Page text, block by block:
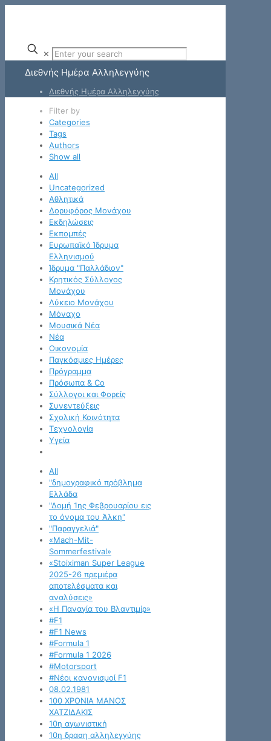
✕
Διεθνής Ημέρα Αλληλεγγύης
Διεθνής Ημέρα Αλληλεγγύης
Filter by
Categories
Tags
Authors
Show all
All
Uncategorized
Αθλητικά
Δορυφόρος Μονάχου
Εκδηλώσεις
Εκπομπές
Ευρωπαϊκό Ίδρυμα
Ελληνισμού
Ίδρυμα "Παλλάδιον"
Κρητικός Σύλλογος
Μονάχου
Λύκειο Μονάχου
Μόναχο
Μουσικά Νέα
Νέα
Οικονομία
Παγκόσμιες Ημέρες
Πρόγραμμα
Πρόσωπα & Co
Σύλλογοι και Φορείς
Συνεντεύξεις
Σχολική Κοινότητα
Τεχνολογία
Υγεία
All
"δημογραφικό πρόβλημα
Ελλάδα
"Δομή 1ης Φεβρουαρίου εις
το όνομα του Άλκη"
"Παραγγελιά"
«Mach-Mit-
Sommerfestival»
«Stoiximan Super League
2025-26 πρεμιέρα
αποτελέσματα και
αναλύσεις»
«Η Παναγία του Βλαντιμίρ»
#F1
#F1 News
#Formula 1
#Formula 1 2026
#Motorsport
#Νέοι κανονισμοί F1
08.02.1981
100 ΧΡΟΝΙΑ ΜΑΝΟΣ
ΧΑΤΖΙΔΑΚΙΣ
10η αγωνιστική
10η δραση αλληλεγγύης